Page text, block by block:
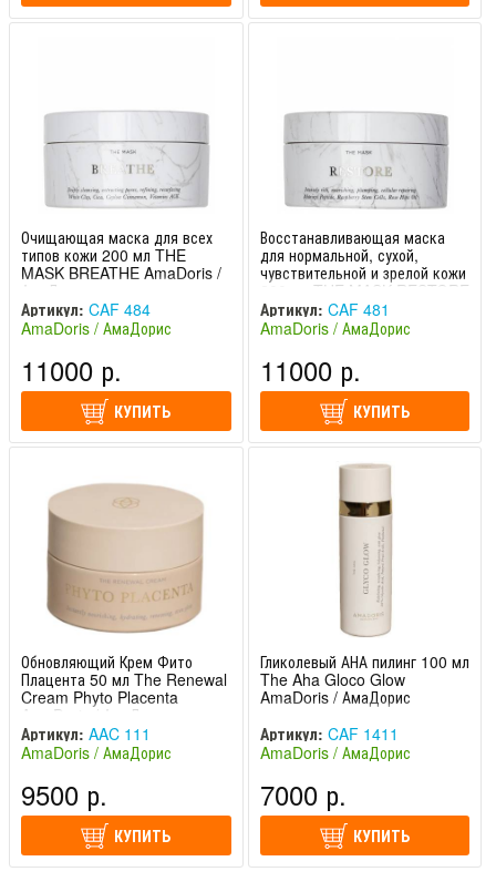
Очищающая маска для всех
типов кожи 200 мл THE
MASK BREATHE AmaDoris /
АмаДорис
Артикул: CAF 484
AmaDoris / АмаДорис
11000 р.
КУПИТЬ
Восстанавливающая маска
для нормальной, сухой,
чувствительной и зрелой кожи
200 мл THE MASK RESTORE
AmaDoris / АмаДорис
Артикул: CAF 481
AmaDoris / АмаДорис
11000 р.
КУПИТЬ
Обновляющий Крем Фито
Плацента 50 мл The Renewal
Cream Phyto Placenta
AmaDoris / АмаДорис
Артикул: AAC 111
AmaDoris / АмаДорис
9500 р.
КУПИТЬ
Гликолевый АНА пилинг 100 мл
The Aha Gloco Glow
AmaDoris / АмаДорис
Артикул: CAF 1411
AmaDoris / АмаДорис
7000 р.
КУПИТЬ